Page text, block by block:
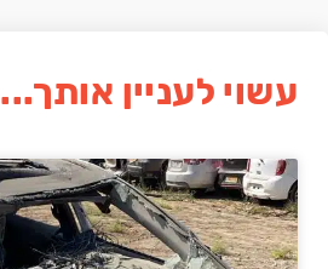
עשוי לעניין אותך...